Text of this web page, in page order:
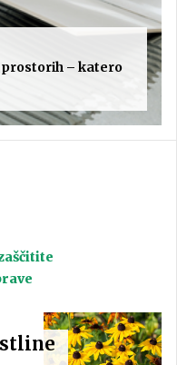
prostorih – katero